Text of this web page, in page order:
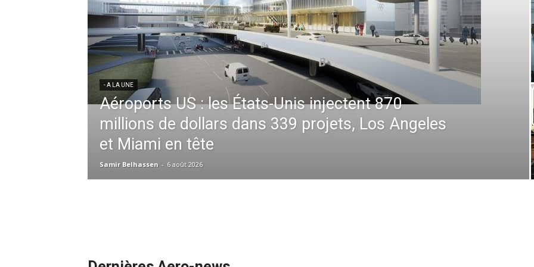
- A LA UNE
Météo aéronautique 2026 : De la prévision à
l’anticipation absolue, comment la technologie
redéfinit les opérations en plein ciel et au sol
Samir Belhassen - 24 juillet 2026